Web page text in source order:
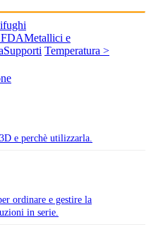
Metallici e
Supporti Temperatura >
e perchè utilizzarla.
ordinare e gestire la
in serie.